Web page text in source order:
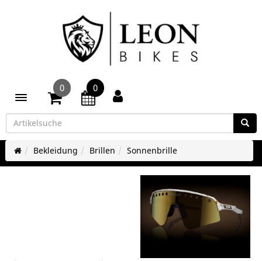
Toggle navigation
0 0
Bekleidung Brillen Sonnenbrille